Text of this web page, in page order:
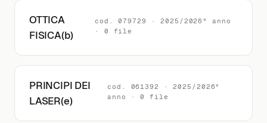
OTTICA
FISICA(b)
cod. 079729 · 2025/2026° anno
· 0 file
PRINCIPI DEI
LASER(e)
cod. 061392 · 2025/2026°
anno · 0 file